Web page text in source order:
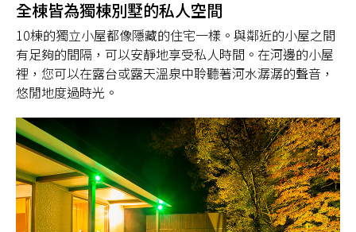
全棟皆為獨棟別墅的私人空間
10棟的獨立小屋都像隱藏的住宅一樣。與鄰近的小屋之間
有足夠的間隔，可以安靜地享受私人時間。在河邊的小屋
裡，您可以在露台或露天溫泉中聆聽著河水潺潺的聲音，
悠閒地度過時光。